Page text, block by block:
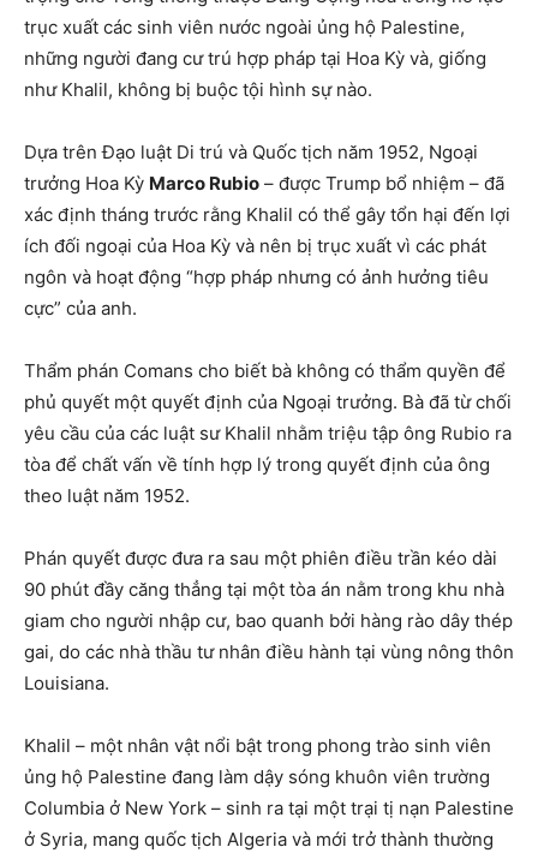
trục xuất các sinh viên nước ngoài ủng hộ Palestine,
những người đang cư trú hợp pháp tại Hoa Kỳ và, giống
như Khalil, không bị buộc tội hình sự nào.
Dựa trên Đạo luật Di trú và Quốc tịch năm 1952, Ngoại
trưởng Hoa Kỳ Marco Rubio – được Trump bổ nhiệm – đã
xác định tháng trước rằng Khalil có thể gây tổn hại đến lợi
ích đối ngoại của Hoa Kỳ và nên bị trục xuất vì các phát
ngôn và hoạt động “hợp pháp nhưng có ảnh hưởng tiêu
cực” của anh.
Thẩm phán Comans cho biết bà không có thẩm quyền để
phủ quyết một quyết định của Ngoại trưởng. Bà đã từ chối
yêu cầu của các luật sư Khalil nhằm triệu tập ông Rubio ra
tòa để chất vấn về tính hợp lý trong quyết định của ông
theo luật năm 1952.
Phán quyết được đưa ra sau một phiên điều trần kéo dài
90 phút đầy căng thẳng tại một tòa án nằm trong khu nhà
giam cho người nhập cư, bao quanh bởi hàng rào dây thép
gai, do các nhà thầu tư nhân điều hành tại vùng nông thôn
Louisiana.
Khalil – một nhân vật nổi bật trong phong trào sinh viên
ủng hộ Palestine đang làm dậy sóng khuôn viên trường
Columbia ở New York – sinh ra tại một trại tị nạn Palestine
ở Syria, mang quốc tịch Algeria và mới trở thành thường